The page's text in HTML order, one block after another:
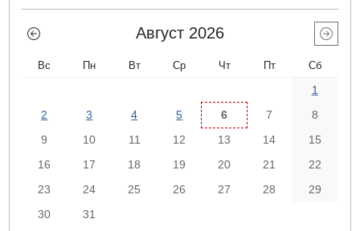
Август 2026
Вс Пн Вт Ср Чт Пт Сб
1
2
3 4 5 6 7
8
9
10 11 12 13 14
15
16
17 18 19 20 21
22
23
24 25 26 27 28
29
30
31